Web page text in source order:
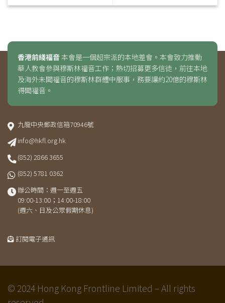
香港前綫福音本會是一個超宗派的本地差會。本會致力推動
華人教會參與穆斯林福音工作；熱切招募更多信徒，前往本地
及海外未聞福音的穆斯林群體中服事，務要讓約20億的穆斯林
得聞福音。
九龍中央郵政信箱70946號
info@hkfl.org.hk
(852) 2866 3655
(852) 5781 0362
辦公時間：週一至週五
09:00-13:00；14:00-18:00
(週六、日及公眾假期休息)
訂閱電子通訊
© 2024 Hong Kong Frontline Limited – All rights